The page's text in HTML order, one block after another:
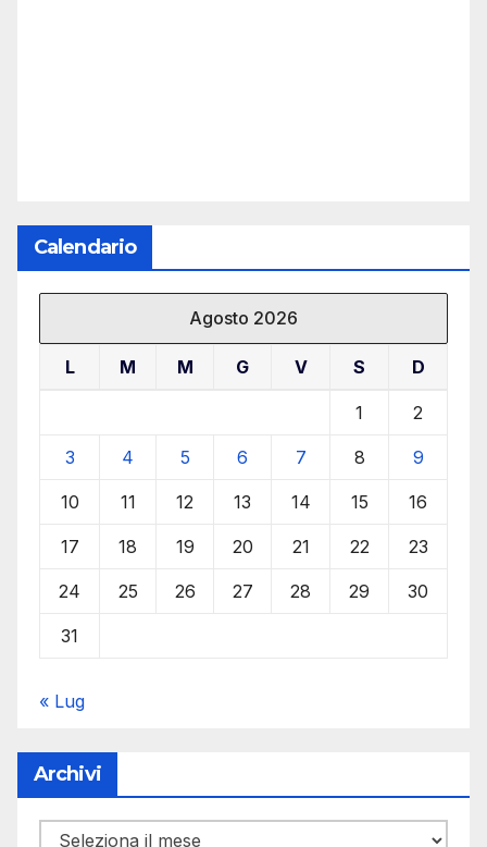
Calendario
Agosto 2026
L M M G V S D
1 2
3 4 5 6 7 8 9
10 11 12 13 14 15 16
17 18 19 20 21 22 23
24 25 26 27 28 29 30
31
« Lug
Archivi
Archivi